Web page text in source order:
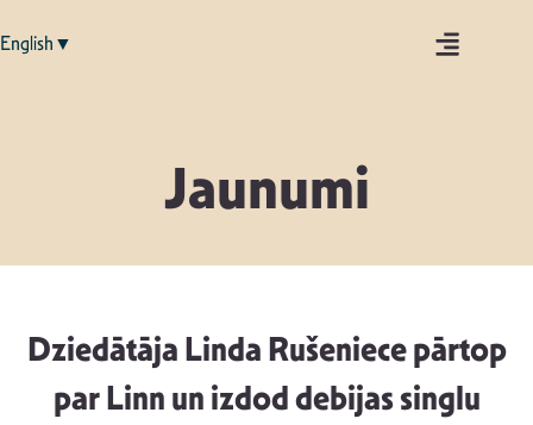
English▼
Jaunumi
Dziedātāja Linda Rušeniece pārtop
par Linn un izdod debijas singlu